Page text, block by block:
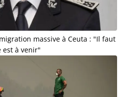
massive à Ceuta : "Il faut
est à venir"